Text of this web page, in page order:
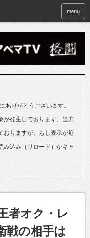
menu
ありがとうございます。
が発生しております。当方
おりますが、もし表示が崩
み込み（リロード）かキャ
者オク・レ
戦の相手は